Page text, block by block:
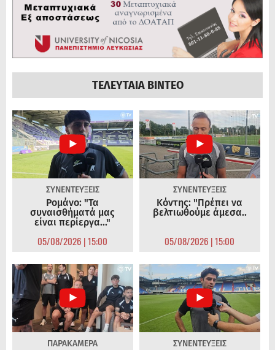
ΤΕΛΕΥΤΑΙΑ ΒΙΝΤΕΟ
ΣΥΝΕΝΤΕΥΞΕΙΣ
Ρομάνο: "Τα
συναισθήματά μας
είναι περίεργα..."
05/08/2026 | 15:00
ΣΥΝΕΝΤΕΥΞΕΙΣ
Κόντης: "Πρέπει να
βελτιωθούμε άμεσα..
05/08/2026 | 15:00
ΠΑΡΑΚΑΜΕΡΑ ΣΥΝΕΝΤΕΥΞΕΙΣ